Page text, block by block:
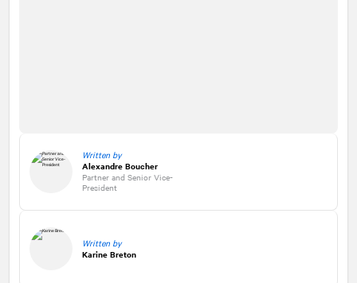
Written by
Alexandre Boucher
Partner and Senior Vice-
President
Written by
Karine Breton